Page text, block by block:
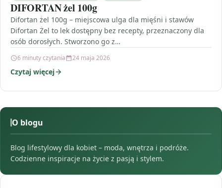
DIFORTAN żel 100g
Difortan żel 100g – miejscowa ulga dla mięśni i stawów
Difortan Żel to lek dostępny bez recepty, przeznaczony dla
osób dorosłych. Stworzono go z…
6 minuty czytania 24 maja 2026
Czytaj więcej
O blogu
Blog lifestylowy dla kobiet – moda, wnętrza i podróże.
Codzienne inspiracje na życie z pasją i stylem.